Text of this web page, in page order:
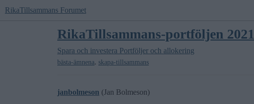
RikaTillsammans Forumet
RikaTillsammans-portföljen
Spara och investera Portföljer och allokering
bästa-ämnena, skapa-tillsammans
janbolmeson (Jan Bolmeson)